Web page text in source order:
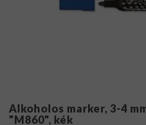
Alkoholos marker, 3-4
"M860", kék